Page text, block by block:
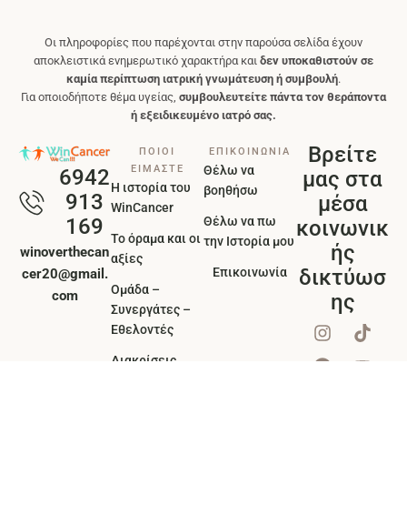
Οι πληροφορίες που παρέχονται στην παρούσα σελίδα έχουν
αποκλειστικά ενημερωτικό χαρακτήρα και δεν υποκαθιστούν σε
καμία περίπτωση ιατρική γνωμάτευση ή συμβουλή.
Για οποιοδήποτε θέμα υγείας, συμβουλευτείτε πάντα τον θεράποντα
ή εξειδικευμένο ιατρό σας.
6942
913
169
winoverthecan
cer20@gmail.
com
ΠΟΙΟΙ
ΕΙΜΑΣΤΕ
Η ιστορία του
WinCancer
Το όραμα και οι
αξίες
Ομάδα –
Συνεργάτες –
Εθελοντές
Διακρίσεις
ΕΠΙΚΟΙΝΩΝΙΑ
Θέλω να
βοηθήσω
Θέλω να πω
την Ιστορία μου
Επικοινωνία
Βρείτε
μας στα
μέσα
κοινωνικ
ής
δικτύωσ
ης